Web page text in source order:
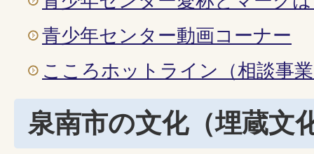
青少年センター動画コーナー
こころホットライン（相談事
泉南市の文化（埋蔵文